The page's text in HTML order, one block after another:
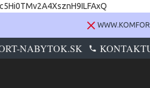
NABYTOK.SK